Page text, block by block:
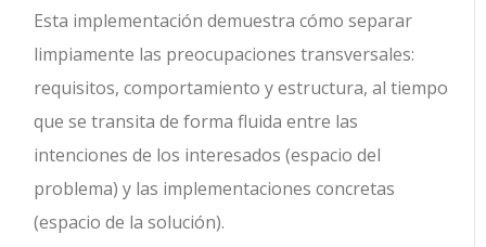
Esta implementación demuestra cómo separar
limpiamente las preocupaciones transversales:
requisitos, comportamiento y estructura, al tiempo
que se transita de forma fluida entre las
intenciones de los interesados (espacio del
problema) y las implementaciones concretas
(espacio de la solución).